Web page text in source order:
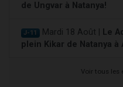
de Ungvar à Natanya!
J-11 Mardi 18 Août |
Le
plein Kikar de Natanya à
Voir tous les